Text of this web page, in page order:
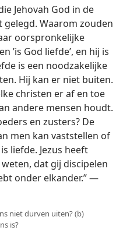
Jehovah God in de
gelegd. Waarom zouden
oorspronkelijke
’is God liefde’, en hij is
is een noodzakelijke
Hij kan er niet buiten.
christen er af en toe
andere mensen houdt.
en zusters? De
men kan vaststellen of
liefde. Jezus heeft
dat gij discipelen
onder elkander.” —
niet durven uiten? (b)
is?